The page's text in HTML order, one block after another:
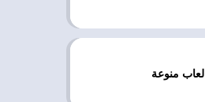
العاب منوعة